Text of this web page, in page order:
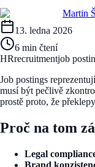
Martin
13. ledna 2026
6 min čtení
HRrecruitmentjob
Job postings
musí být pečlivě
prostě proto, že
Proč na tom
Legal
Brand